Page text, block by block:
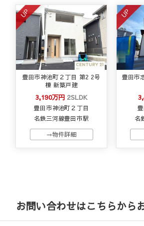
UP
豊田市神池町２丁目 第2 2号
棟 新築戸建
3,190万円 2SLDK
豊田市神池町２丁目
名鉄三河線豊田市駅
→物件詳細
UP
豊田市
名
お問い合わせはこちらから